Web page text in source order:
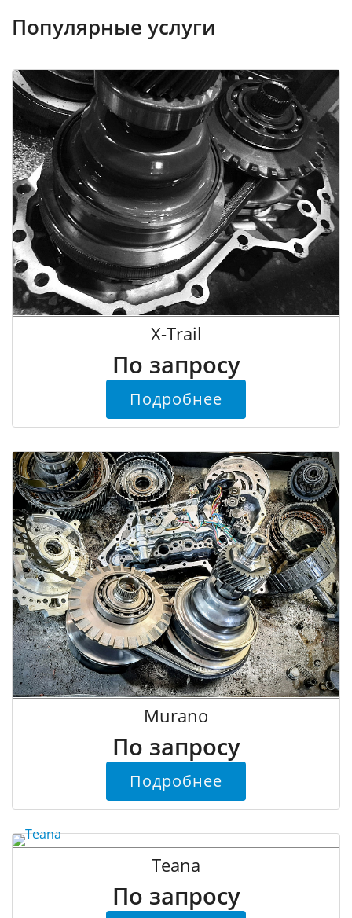
Популярные услуги
X-Trail
По запросу
Подробнее
Murano
По запросу
Подробнее
Teana
По запросу